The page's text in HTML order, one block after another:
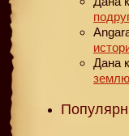
Дана
землю